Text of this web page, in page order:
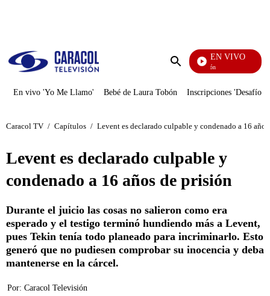
Enviar
EN VIVO
Pura Diversión
En vivo 'Yo Me Llamo' Bebé de Laura Tobón Inscripciones 'Desafío'
Caracol TV / Capítulos / Levent es declarado culpable y condenado a 16
Levent es declarado culpable y
condenado a 16 años de prisión
Durante el juicio las cosas no salieron como era
esperado y el testigo terminó hundiendo más a Levent,
pues Tekin tenía todo planeado para incriminarlo. Esto
generó que no pudiesen comprobar su inocencia y deba
mantenerse en la cárcel.
Por: Caracol Televisión